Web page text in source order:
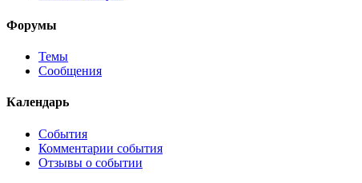
Форумы
Темы
Сообщения
Календарь
События
Комментарии события
Отзывы о событии